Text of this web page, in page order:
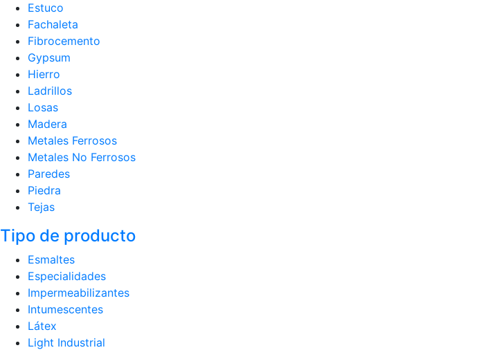
Estuco
Fachaleta
Fibrocemento
Gypsum
Hierro
Ladrillos
Losas
Madera
Metales Ferrosos
Metales No Ferrosos
Paredes
Piedra
Tejas
Tipo de producto
Esmaltes
Especialidades
Impermeabilizantes
Intumescentes
Látex
Light Industrial